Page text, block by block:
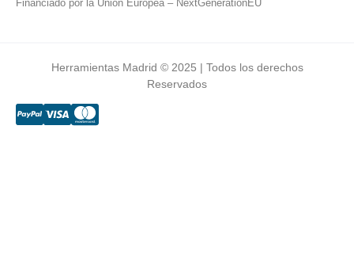
Financiado por la Unión Europea – NextGenerationEU
Herramientas Madrid © 2025 | Todos los derechos
Reservados